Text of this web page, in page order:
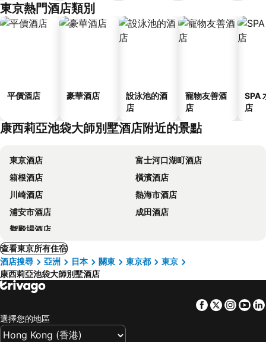
東京熱門酒店類別
平價酒店 豪華酒店
設泳池的酒
店
寵物友善酒
店
SPA
店
康西莉亞池袋大師別墅酒店附近的景點
東京酒店
富士河口湖町酒店
箱根酒店
橫濱酒店
川崎酒店
熱海市酒店
浦安市酒店
成田酒店
禦殿場酒店
查看東京所有住宿
酒店搜尋
亞洲 日本 關東 東京都
東京
康西莉亞池袋大師別墅酒店
Facebook
Twitter
選擇您的地區